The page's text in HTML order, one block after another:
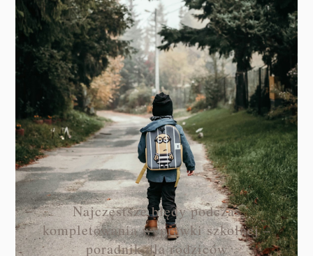
Najczęstsze błędy podczas
kompletowania wyprawki szkolnej –
poradnik dla rodziców